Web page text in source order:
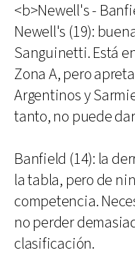
<b>Newell's -
Newell's (19):
Sanguinetti. Está
Zona A, pero
Argentinos y
tanto, no puede
Banfield (14): la
la tabla, pero de
competencia.
no perder
clasificación.